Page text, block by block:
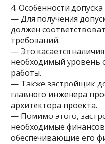
4. Особенности
— Для получения
должен
требований.
— Это касается
необходимый уровень
работы.
— Также застройщик
главного инженера
архитектора проекта.
— Помимо этого,
необходимые
обеспечивающие его